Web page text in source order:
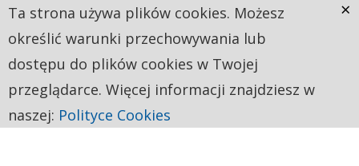
Ta strona używa plików cookies. Możesz
określić warunki przechowywania lub
dostępu do plików cookies w Twojej
przeglądarce. Więcej informacji znajdziesz w
naszej: Polityce Cookies
×